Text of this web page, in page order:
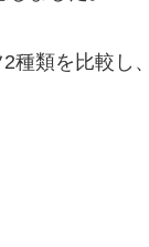
種類を比較し、